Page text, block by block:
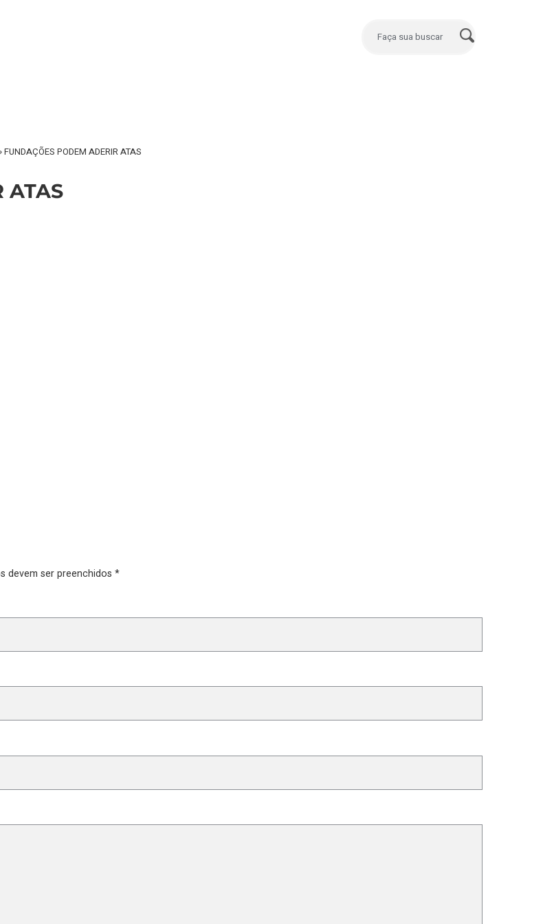
FUNDAÇÕES PODEM ADERIR ATAS
ATAS
devem ser preenchidos *